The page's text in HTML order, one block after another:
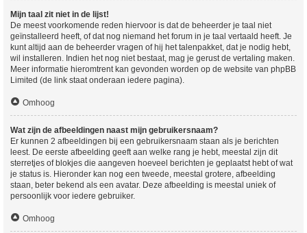
Mijn taal zit niet in de lijst!
De meest voorkomende reden hiervoor is dat de beheerder je taal niet
geïnstalleerd heeft, of dat nog niemand het forum in je taal vertaald heeft. Je
kunt altijd aan de beheerder vragen of hij het talenpakket, dat je nodig hebt,
wil installeren. Indien het nog niet bestaat, mag je gerust de vertaling maken.
Meer informatie hieromtrent kan gevonden worden op de website van phpBB
Limited (de link staat onderaan iedere pagina).
Omhoog
Wat zijn de afbeeldingen naast mijn gebruikersnaam?
Er kunnen 2 afbeeldingen bij een gebruikersnaam staan als je berichten
leest. De eerste afbeelding geeft aan welke rang je hebt, meestal zijn dit
sterretjes of blokjes die aangeven hoeveel berichten je geplaatst hebt of wat
je status is. Hieronder kan nog een tweede, meestal grotere, afbeelding
staan, beter bekend als een avatar. Deze afbeelding is meestal uniek of
persoonlijk voor iedere gebruiker.
Omhoog